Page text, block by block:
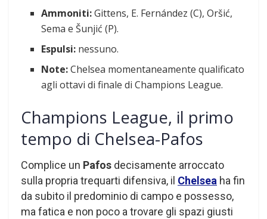
Ammoniti:Gittens, E. Fernández (C), Oršić,
Sema e Šunjić (P).
Espulsi: nessuno.
Note:Chelsea momentaneamente qualificato
agli ottavi di finale di Champions League.
Champions League, il primo
tempo di Chelsea-Pafos
Complice un Pafos decisamente arroccato
sulla propria trequarti difensiva, il Chelsea ha fin
da subito il predominio di campo e possesso,
ma fatica e non poco a trovare gli spazi giusti